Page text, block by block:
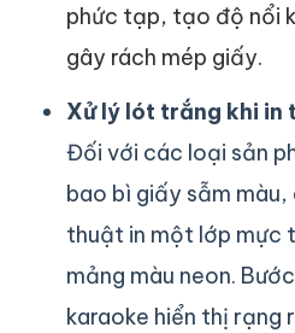
phức tạp, tạo độ nổi
gây rách mép giấy.
Xử lý lót trắng khi in
Đối với các loại sản
bao bì giấy sẫm
thuật in một lớp mực
mảng màu neon.
karaoke hiển thị rạng